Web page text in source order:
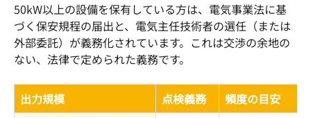
50kW以上の設備を保有している方は、電気事業法に基
づく保安規程の届出と、電気主任技術者の選任（または
外部委託）が義務化されています。これは交渉の余地の
ない、法律で定められた義務です。
出力規模 点検義務
頻度の目安